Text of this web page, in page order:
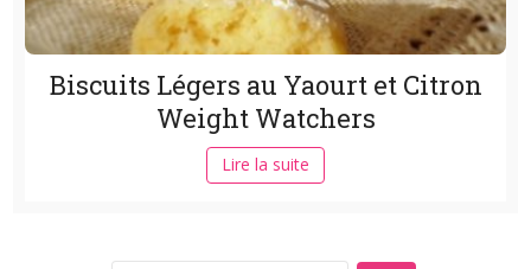
Biscuits Légers au Yaourt et Citron
Weight Watchers
Lire la suite